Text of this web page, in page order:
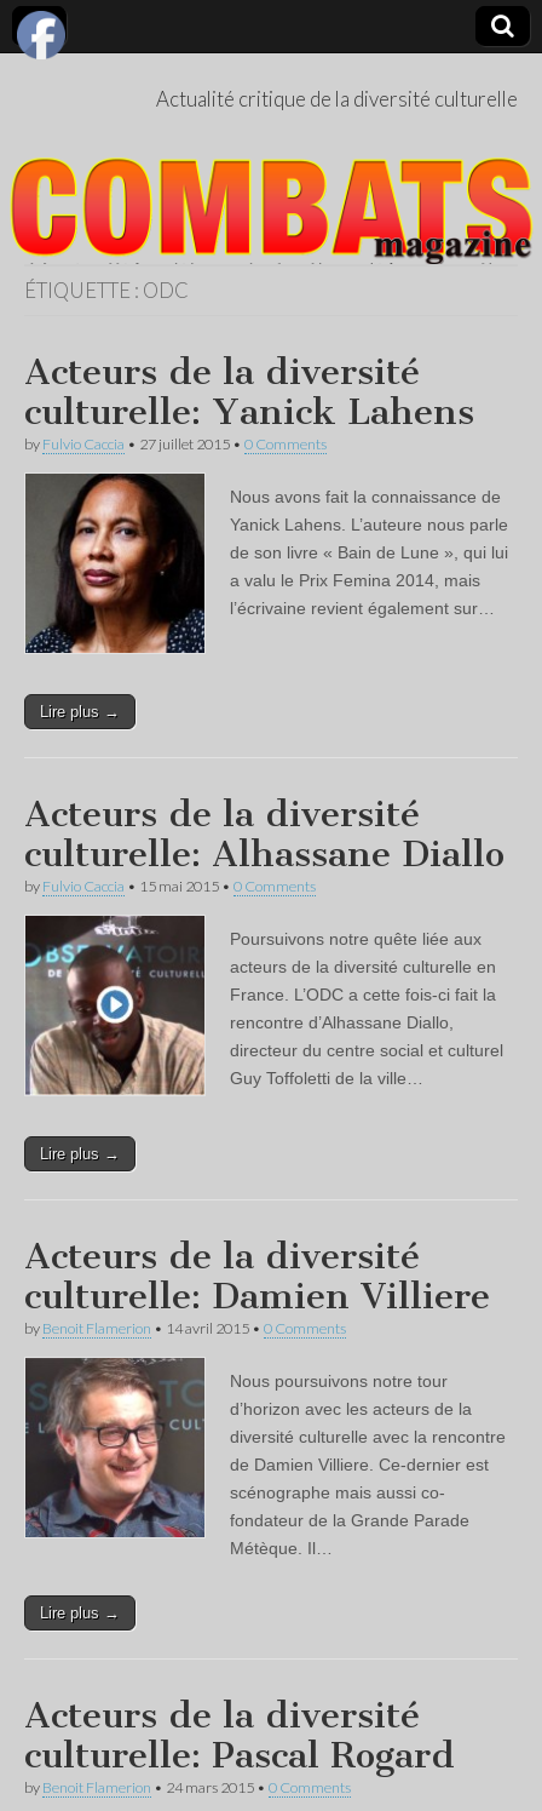
Actualité critique de la diversité culturelle
ÉTIQUETTE : ODC
Acteurs de la diversité
culturelle: Yanick Lahens
by Fulvio Caccia • 27 juillet 2015 • 0 Comments
Nous avons fait la connaissance de
Yanick Lahens. L’auteure nous parle
de son livre « Bain de Lune », qui lui
a valu le Prix Femina 2014, mais
l’écrivaine revient également sur…
Lire plus →
Acteurs de la diversité
culturelle: Alhassane Diallo
by Fulvio Caccia • 15 mai 2015 • 0 Comments
Poursuivons notre quête liée aux
acteurs de la diversité culturelle en
France. L’ODC a cette fois-ci fait la
rencontre d’Alhassane Diallo,
directeur du centre social et culturel
Guy Toffoletti de la ville…
Lire plus →
Acteurs de la diversité
culturelle: Damien Villiere
by Benoit Flamerion • 14 avril 2015 • 0 Comments
Nous poursuivons notre tour
d’horizon avec les acteurs de la
diversité culturelle avec la rencontre
de Damien Villiere. Ce-dernier est
scénographe mais aussi co-
fondateur de la Grande Parade
Métèque. Il…
Lire plus →
Acteurs de la diversité
culturelle: Pascal Rogard
by Benoit Flamerion • 24 mars 2015 • 0 Comments